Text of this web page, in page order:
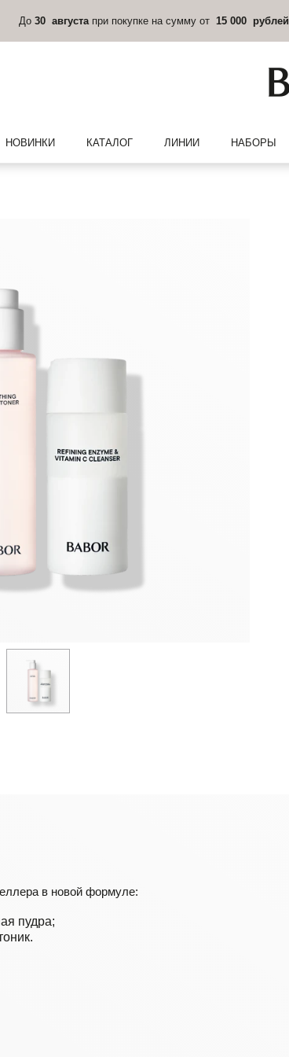
До 30 августа при покупке на сумму от 15 000 рублей
НОВИНКИ КАТАЛОГ ЛИНИИ НАБОРЫ
в новой формуле:
пудра;